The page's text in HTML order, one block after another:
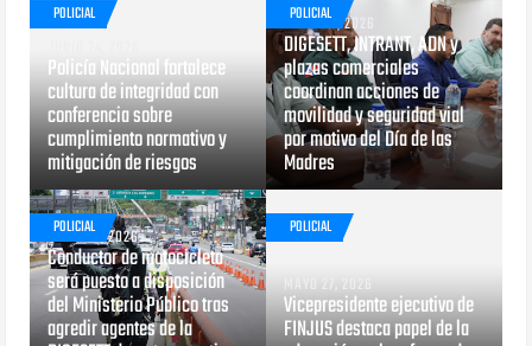
POLICIAL
Policía Nacional fortalece
cultura de integridad con
conferencia sobre
cumplimiento normativo y
mitigación de riesgos
POLICIAL
MAYO 29, 2026
DIGESETT, INTRANT, ADN y
plazas comerciales
coordinan acciones de
movilidad y seguridad vial
por motivo del Día de las
Madres
POLICIAL
MAYO 29, 2026
Conductor de motocicleta
será puesto a disposición
del Ministerio Público tras
agredir agentes de la
POLICIAL
MAYO 27, 2026
Vicepresidente ejecutivo de
FINJUS destaca papel de la